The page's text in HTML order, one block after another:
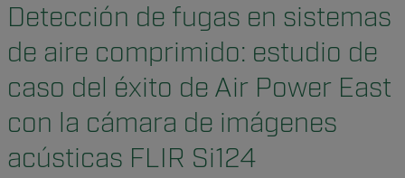
Detección de fugas en sistemas
de aire comprimido: estudio de
caso del éxito de Air Power East
con la cámara de imágenes
acústicas FLIR Si124